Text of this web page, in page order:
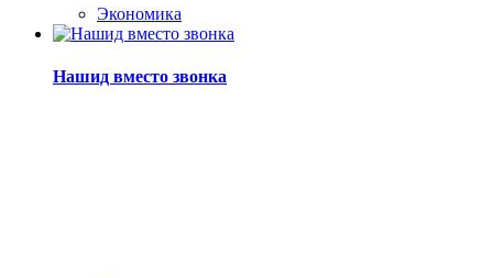
Экономика
Нашид вместо звонка